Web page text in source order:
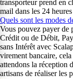
transporteur prend en
mail dans les 24
Quels sont les modes
Vous pouvez payer de
Crédit ou de Débit,
sans Intérêt avec
virement bancaire,
attendons la réception
artisans de réaliser les